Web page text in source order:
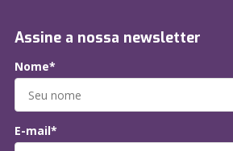
Assine a nossa newsletter
Nome*
E-mail*